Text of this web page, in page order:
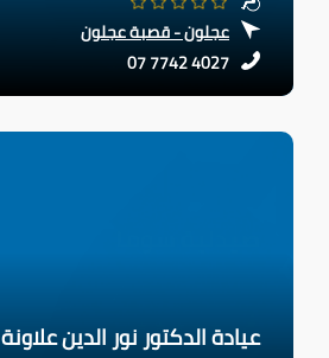
عجلون - قصبة عجلون
07 7742 4027
عيادة الدكتور نور الدين علاونة